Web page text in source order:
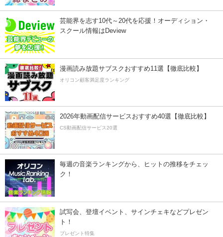
芸能界を志す10代～20代を応援！オーディション・
スクール情報はDeview
漫画読み放題サブスクおすすめ11選【徹底比較】
オリコン顧客満足度ランキング
2026年動画配信サービスおすすめ40選【徹底比較】
CS動画配信サービス20選
毎週の音楽ランキングから、ヒットの推移をチェッ
ク！
試写会、登壇イベント、サインチェキなどプレゼン
ト！
プレゼント特集